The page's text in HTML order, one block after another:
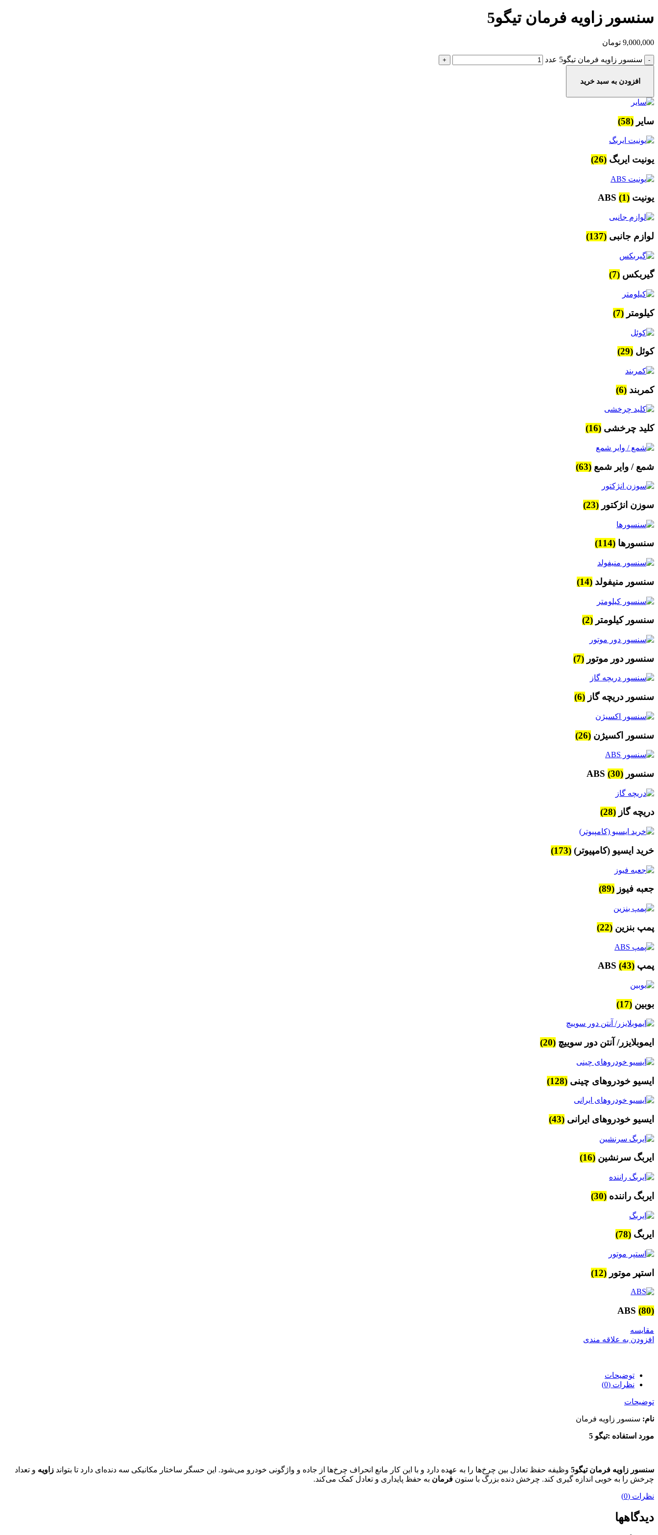
سنسور زاویه فرمان تیگو5
9,000,000 تومان
سنسور زاویه فرمان تیگو5 عدد
افزودن به سبد خرید
سایر (58)
یونیت ایربگ (26)
یونیت ABS (1)
لوازم جانبی (137)
گیربکس (7)
کیلومتر (7)
کوئل (29)
کمربند (6)
کلید چرخشی (16)
شمع / وایر شمع (63)
سوزن انژکتور (23)
سنسورها (114)
سنسور منیفولد (14)
سنسور کیلومتر (2)
سنسور دور موتور (7)
سنسور دریچه گاز (6)
سنسور اکسیژن (26)
سنسور ABS (30)
دریچه گاز (28)
خرید ایسیو (کامپیوتر) (173)
جعبه فیوز (89)
پمپ بنزین (22)
پمپ ABS (43)
بوبین (17)
ایموبلایزر/ آنتن دور سوییچ (20)
ایسیو خودروهای چینی (128)
ایسیو خودروهای ایرانی (43)
ایربگ سرنشین (16)
ایربگ راننده (30)
ایربگ (78)
استپر موتور (12)
ABS (80)
مقایسه
افزودن به علاقه مندی
توضیحات
نظرات (0)
توضیحات
نام: سنسور زاویه فرمان
مورد استفاده :تیگو 5
سنسور زاویه فرمان تیگو5 وظیفه حفظ تعادل بین چرخ‌ها را به عهده دارد و با این کار مانع انحراف چرخ‌ها از جاده و واژگونی خودرو می‌شود. این حسگر ساختار مکانیکی سه دنده‌ای دارد تا بتواند زاویه و تعداد
چرخش را به خوبی اندازه گیری کند. چرخش دنده بزرگ با ستون فرمان به حفظ پایداری و تعادل کمک می‌کند.
نظرات (0)
دیدگاهها